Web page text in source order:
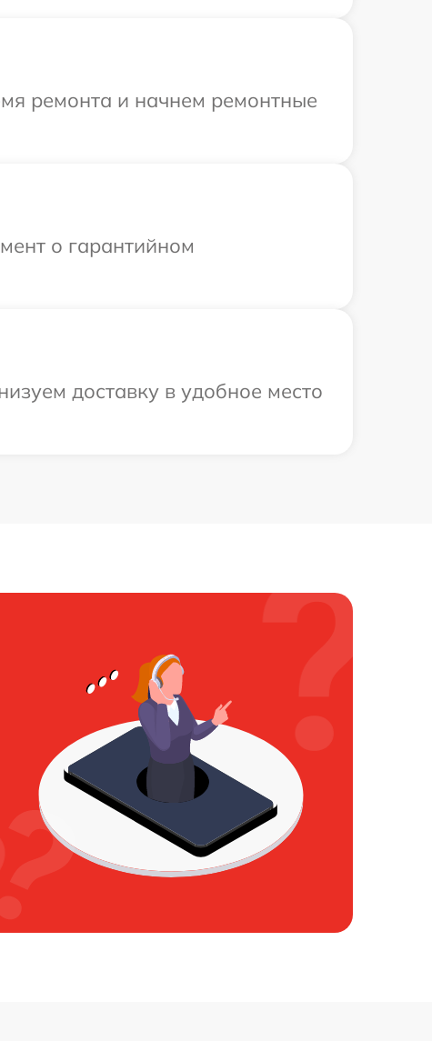
ремонта и начнем ремонтные
о гарантийном
доставку в удобное место